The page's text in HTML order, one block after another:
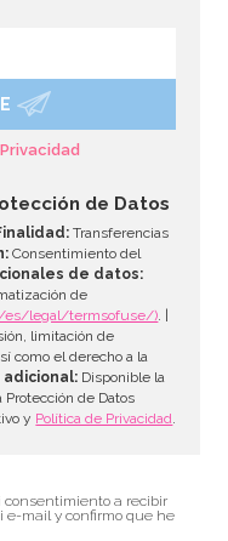
de Datos
Transferencias
Consentimiento del
de datos:
de
es/legal/termsofuse/). |
limitación de
como el derecho a la
adicional: Disponible la
de Datos
y Política de Privacidad.
consentimiento a recibir
e-mail y confirmo que he